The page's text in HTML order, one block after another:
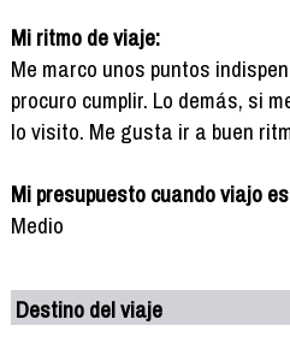
Mi ritmo de viaje:
Me marco unos puntos
procuro cumplir. Lo demás, si
lo visito. Me gusta ir a buen
Mi presupuesto cuando viajo
Medio
Destino del viaje